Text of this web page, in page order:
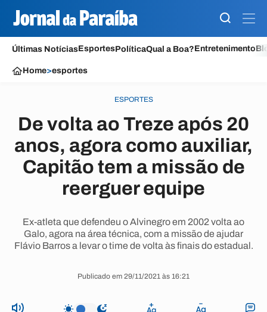
Últimas NotíciasEsportesPolíticaQual a Boa?Entretenimento
Home>esportes
ESPORTES
De volta ao Treze após 20
anos, agora como auxiliar,
Capitão tem a missão de
reerguer equipe
Ex-atleta que defendeu o Alvinegro em 2002 volta ao
Galo, agora na área técnica, com a missão de ajudar
Flávio Barros a levar o time de volta às finais do estadual.
Publicado em 29/11/2021 às 16:21